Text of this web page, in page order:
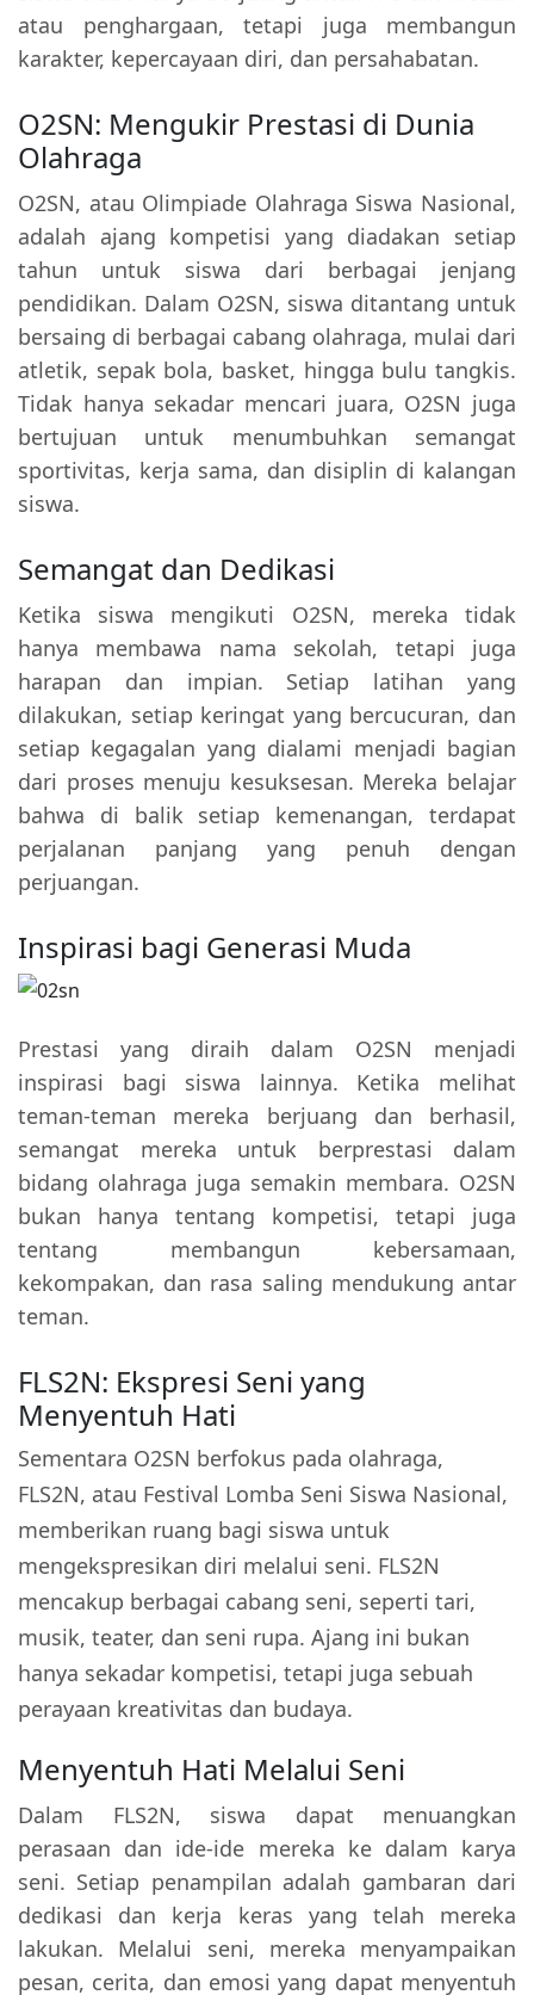
atau penghargaan, tetapi juga membangun
karakter, kepercayaan diri, dan persahabatan.
O2SN: Mengukir Prestasi di Dunia
Olahraga
O2SN, atau Olimpiade Olahraga Siswa Nasional,
adalah ajang kompetisi yang diadakan setiap
tahun untuk siswa dari berbagai jenjang
pendidikan. Dalam O2SN, siswa ditantang untuk
bersaing di berbagai cabang olahraga, mulai dari
atletik, sepak bola, basket, hingga bulu tangkis.
Tidak hanya sekadar mencari juara, O2SN juga
bertujuan untuk menumbuhkan semangat
sportivitas, kerja sama, dan disiplin di kalangan
siswa.
Semangat dan Dedikasi
Ketika siswa mengikuti O2SN, mereka tidak
hanya membawa nama sekolah, tetapi juga
harapan dan impian. Setiap latihan yang
dilakukan, setiap keringat yang bercucuran, dan
setiap kegagalan yang dialami menjadi bagian
dari proses menuju kesuksesan. Mereka belajar
bahwa di balik setiap kemenangan, terdapat
perjalanan panjang yang penuh dengan
perjuangan.
Inspirasi bagi Generasi Muda
Prestasi yang diraih dalam O2SN menjadi
inspirasi bagi siswa lainnya. Ketika melihat
teman-teman mereka berjuang dan berhasil,
semangat mereka untuk berprestasi dalam
bidang olahraga juga semakin membara. O2SN
bukan hanya tentang kompetisi, tetapi juga
tentang membangun kebersamaan,
kekompakan, dan rasa saling mendukung antar
teman.
FLS2N: Ekspresi Seni yang
Menyentuh Hati
Sementara O2SN berfokus pada olahraga,
FLS2N, atau Festival Lomba Seni Siswa Nasional,
memberikan ruang bagi siswa untuk
mengekspresikan diri melalui seni. FLS2N
mencakup berbagai cabang seni, seperti tari,
musik, teater, dan seni rupa. Ajang ini bukan
hanya sekadar kompetisi, tetapi juga sebuah
perayaan kreativitas dan budaya.
Menyentuh Hati Melalui Seni
Dalam FLS2N, siswa dapat menuangkan
perasaan dan ide-ide mereka ke dalam karya
seni. Setiap penampilan adalah gambaran dari
dedikasi dan kerja keras yang telah mereka
lakukan. Melalui seni, mereka menyampaikan
pesan, cerita, dan emosi yang dapat menyentuh